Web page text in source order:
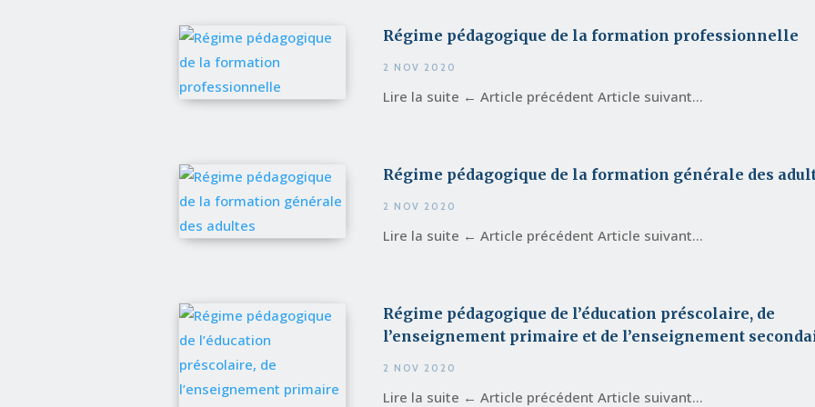
Régime pédagogique de la formation professionnelle
2 NOV 2020
Lire la suite ← Article précédent Article suivant...
Régime pédagogique de la formation générale des
2 NOV 2020
Lire la suite ← Article précédent Article suivant...
Régime pédagogique de l’éducation préscolaire, de
l’enseignement primaire et de l’enseignement
2 NOV 2020
Lire la suite ← Article précédent Article suivant...